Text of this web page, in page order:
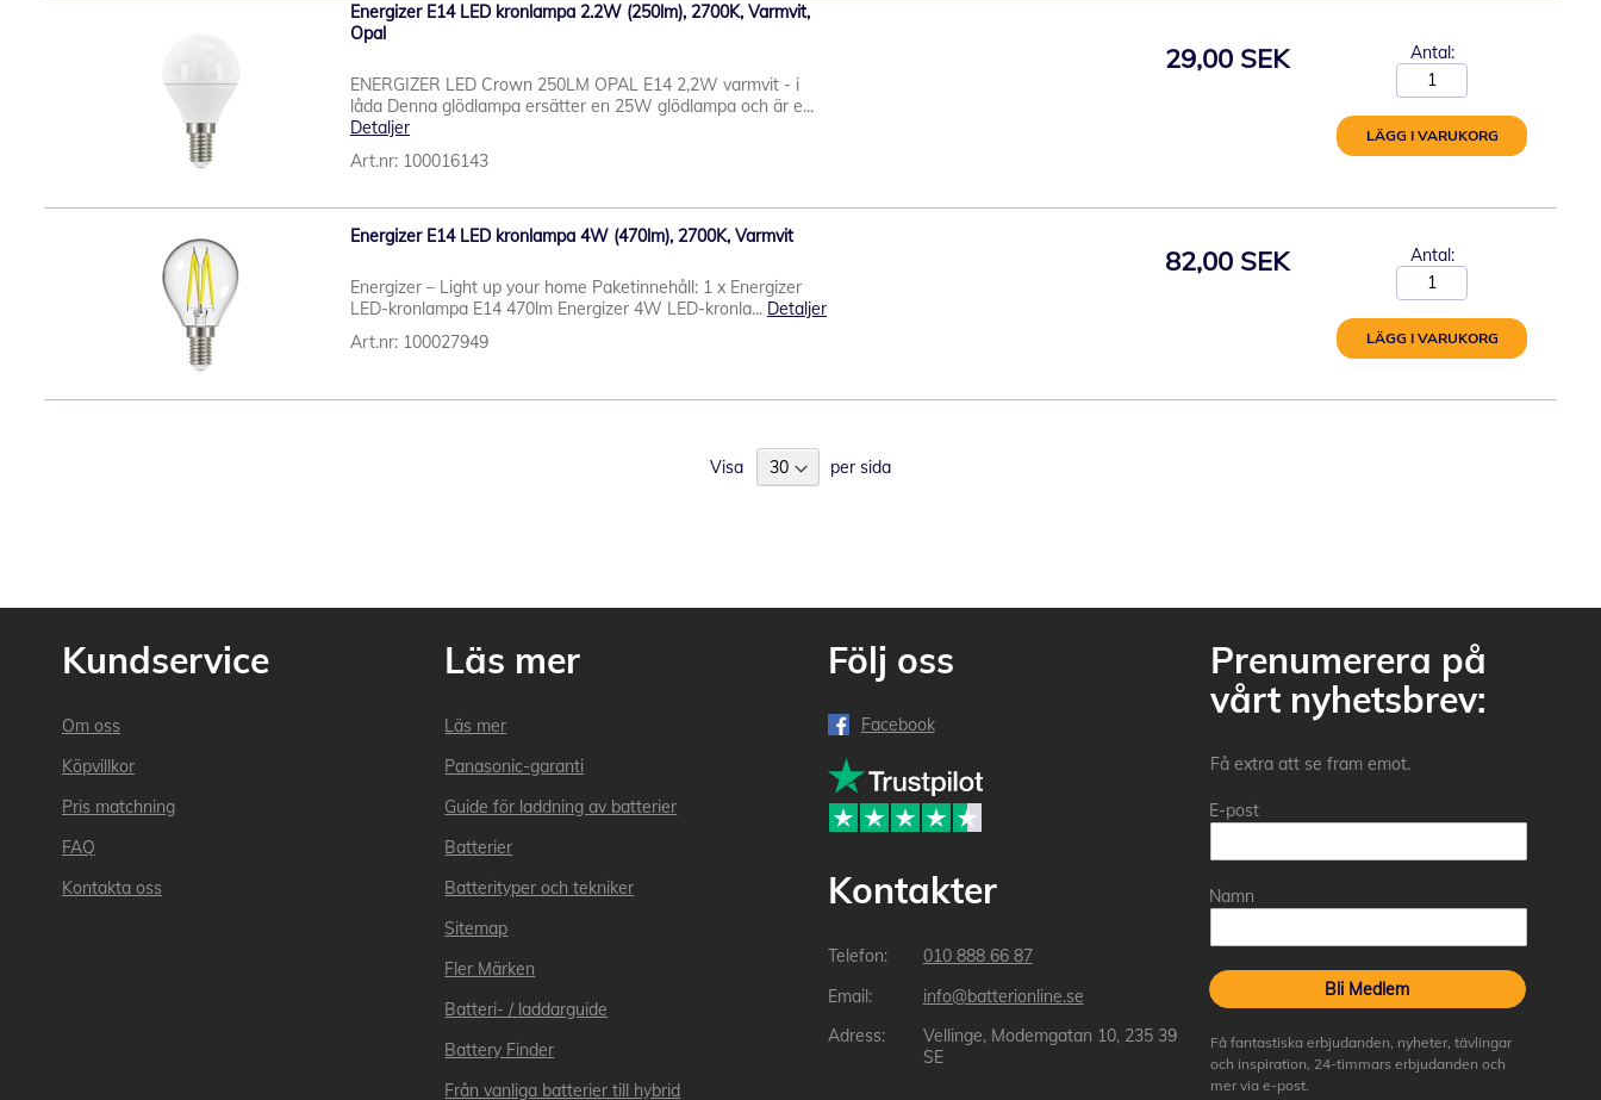
Energizer E14 LED kronlampa 2.2W (250lm), 2700K, Varmvit,
Opal
ENERGIZER LED Crown 250LM OPAL E14 2,2W varmvit - i
låda Denna glödlampa ersätter en 25W glödlampa och är e...
Detaljer
Art.nr: 100016143
29,00 SEK Antal:
LÄGG I VARUKORG
Energizer E14 LED kronlampa 4W (470lm), 2700K, Varmvit
Energizer – Light up your home Paketinnehåll: 1 x Energizer
LED-kronlampa E14 470lm Energizer 4W LED-kronla... Detaljer
Art.nr: 100027949
82,00 SEK Antal:
LÄGG I VARUKORG
Visa per sida
Kundservice
Om oss
Köpvillkor
Pris matchning
FAQ
Kontakta oss
Läs mer
Läs mer
Panasonic-garanti
Guide för laddning av batterier
Batterier
Batterityper och tekniker
Sitemap
Fler Märken
Batteri- / laddarguide
Battery Finder
Från vanliga batterier till hybrid
Följ oss
Facebook
Kontakter
010 888 66 87
info@batterionline.se
Vellinge, Modemgatan 10, 235 39
SE
Prenumerera på
vårt nyhetsbrev:
Få extra att se fram emot.
E-post
Namn
Bli Medlem
Få fantastiska erbjudanden, nyheter, tävlingar
och inspiration, 24-timmars erbjudanden och
mer via e-post.